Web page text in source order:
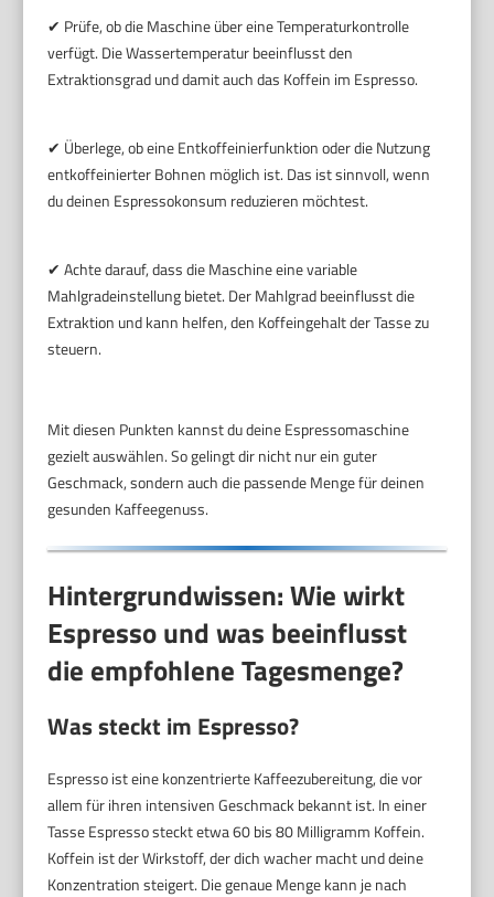
✔ Prüfe, ob die Maschine über eine Temperaturkontrolle
verfügt. Die Wassertemperatur beeinflusst den
Extraktionsgrad und damit auch das Koffein im Espresso.
✔ Überlege, ob eine Entkoffeinierfunktion oder die Nutzung
entkoffeinierter Bohnen möglich ist. Das ist sinnvoll, wenn
du deinen Espressokonsum reduzieren möchtest.
✔ Achte darauf, dass die Maschine eine variable
Mahlgradeinstellung bietet. Der Mahlgrad beeinflusst die
Extraktion und kann helfen, den Koffeingehalt der Tasse zu
steuern.
Mit diesen Punkten kannst du deine Espressomaschine
gezielt auswählen. So gelingt dir nicht nur ein guter
Geschmack, sondern auch die passende Menge für deinen
gesunden Kaffeegenuss.
Hintergrundwissen: Wie wirkt
Espresso und was beeinflusst
die empfohlene Tagesmenge?
Was steckt im Espresso?
Espresso ist eine konzentrierte Kaffeezubereitung, die vor
allem für ihren intensiven Geschmack bekannt ist. In einer
Tasse Espresso steckt etwa 60 bis 80 Milligramm Koffein.
Koffein ist der Wirkstoff, der dich wacher macht und deine
Konzentration steigert. Die genaue Menge kann je nach